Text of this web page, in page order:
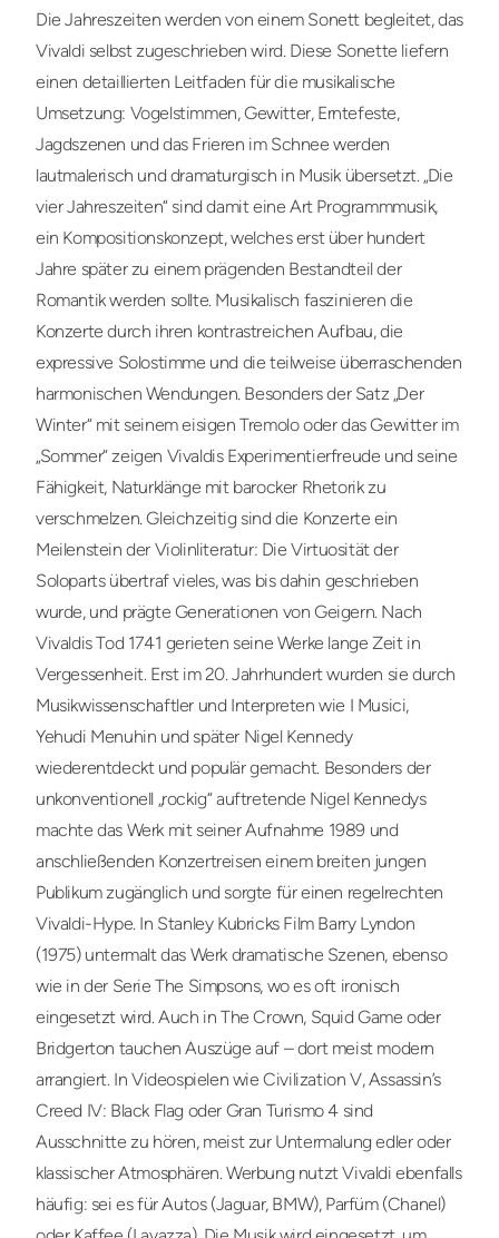
Die Jahreszeiten werden von einem Sonett begleitet, das
Vivaldi selbst zugeschrieben wird. Diese Sonette liefern
einen detaillierten Leitfaden für die musikalische
Umsetzung: Vogelstimmen, Gewitter, Erntefeste,
Jagdszenen und das Frieren im Schnee werden
lautmalerisch und dramaturgisch in Musik übersetzt. „Die
vier Jahreszeiten“ sind damit eine Art Programmmusik,
ein Kompositionskonzept, welches erst über hundert
Jahre später zu einem prägenden Bestandteil der
Romantik werden sollte. Musikalisch faszinieren die
Konzerte durch ihren kontrastreichen Aufbau, die
expressive Solostimme und die teilweise überraschenden
harmonischen Wendungen. Besonders der Satz „Der
Winter“ mit seinem eisigen Tremolo oder das Gewitter im
„Sommer“ zeigen Vivaldis Experimentierfreude und seine
Fähigkeit, Naturklänge mit barocker Rhetorik zu
verschmelzen. Gleichzeitig sind die Konzerte ein
Meilenstein der Violinliteratur: Die Virtuosität der
Soloparts übertraf vieles, was bis dahin geschrieben
wurde, und prägte Generationen von Geigern. Nach
Vivaldis Tod 1741 gerieten seine Werke lange Zeit in
Vergessenheit. Erst im 20. Jahrhundert wurden sie durch
Musikwissenschaftler und Interpreten wie I Musici,
Yehudi Menuhin und später Nigel Kennedy
wiederentdeckt und populär gemacht. Besonders der
unkonventionell „rockig“ auftretende Nigel Kennedys
machte das Werk mit seiner Aufnahme 1989 und
anschließenden Konzertreisen einem breiten jungen
Publikum zugänglich und sorgte für einen regelrechten
Vivaldi-Hype. In Stanley Kubricks Film Barry Lyndon
(1975) untermalt das Werk dramatische Szenen, ebenso
wie in der Serie The Simpsons, wo es oft ironisch
eingesetzt wird. Auch in The Crown, Squid Game oder
Bridgerton tauchen Auszüge auf – dort meist modern
arrangiert. In Videospielen wie Civilization V, Assassin’s
Creed IV: Black Flag oder Gran Turismo 4 sind
Ausschnitte zu hören, meist zur Untermalung edler oder
klassischer Atmosphären. Werbung nutzt Vivaldi ebenfalls
häufig: sei es für Autos (Jaguar, BMW), Parfüm (Chanel)